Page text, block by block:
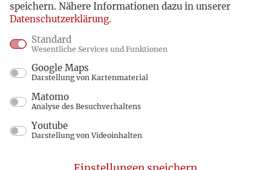
speichern. Nähere Informationen dazu in unserer
Datenschutzerklärung.
Standard
Wesentliche Services und Funktionen
Google Maps
Darstellung von Kartenmaterial
Matomo
Analyse des Besuchverhaltens
Youtube
Darstellung von Videoinhalten